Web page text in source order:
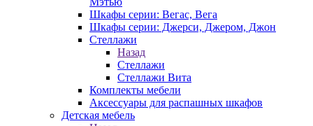
Шкафы серии: Вегас, Вега
Шкафы серии: Джерси, Джером, Джон
Стеллажи
Назад
Стеллажи
Стеллажи Вита
Комплекты мебели
Аксессуары для распашных шкафов
Детская мебель